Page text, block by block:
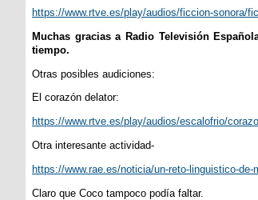
https://www.rtve.es/play/audios/ficcion-sonora/
Muchas gracias a Radio Televisión
tiempo.
Otras posibles audiciones:
El corazón delator:
https://www.rtve.es/play/audios/escalofrio/
Otra interesante actividad-
https://www.rae.es/noticia/un-reto-linguistico-de-
Claro que Coco tampoco podía faltar.